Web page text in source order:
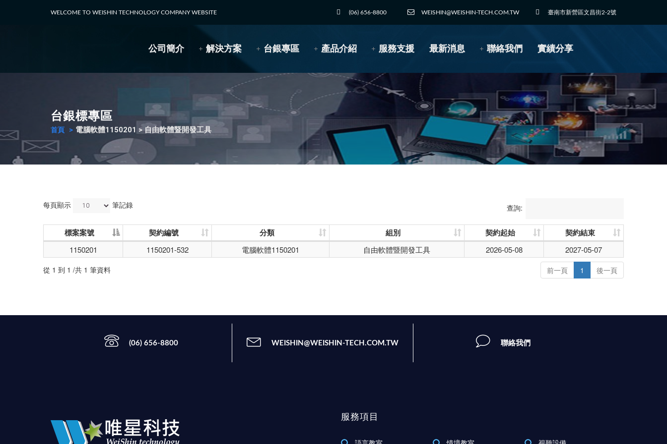
WELCOME TO WEISHIN TECHNOLOGY COMPANY WEBSITE (06) 656-8800 WEISHIN@WEISHIN-TECH.COM.TW 臺南市新營區文昌街2-2號
公司簡介 解決方案 台銀專區 產品介紹 服務支援 最新消息 聯絡我們 實績分享
台銀標專區
首頁 電腦軟體1150201 > 自由軟體暨開發工具
每頁顯示 筆記錄 查詢:
標案案號 契約編號 分類 組別 契約起始 契約結束
1150201 1150201-532 電腦軟體1150201 自由軟體暨開發工具 2026-05-08 2027-05-07
從 1 到 1 /共 1 筆資料 前一頁 1 後一頁
(06) 656-8800 WEISHIN@WEISHIN-TECH.COM.TW 聯絡我們
服務項目